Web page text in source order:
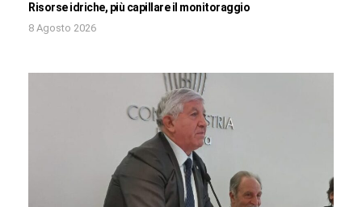
Risorse idriche, più capillare il monitoraggio
8 Agosto 2026